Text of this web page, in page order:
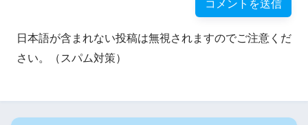
日本語が含まれない投稿は無視されますのでご注意くだ
さい。（スパム対策）